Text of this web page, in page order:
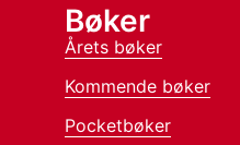
Bøker
Årets bøker
Kommende bøker
Pocketbøker